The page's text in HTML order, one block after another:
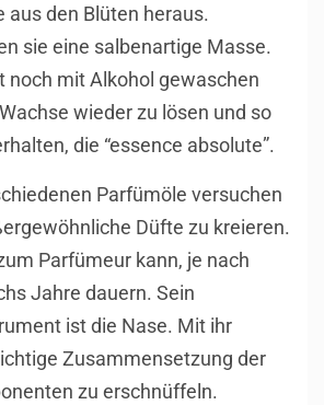
aus den Blüten heraus.
sie eine salbenartige Masse.
noch mit Alkohol gewaschen
wieder zu lösen und so
die “essence absolute”.
Parfümöle versuchen
Düfte zu kreieren.
Parfümeur kann, je nach
Jahre dauern. Sein
ist die Nase. Mit ihr
Zusammensetzung der
zu erschnüffeln.